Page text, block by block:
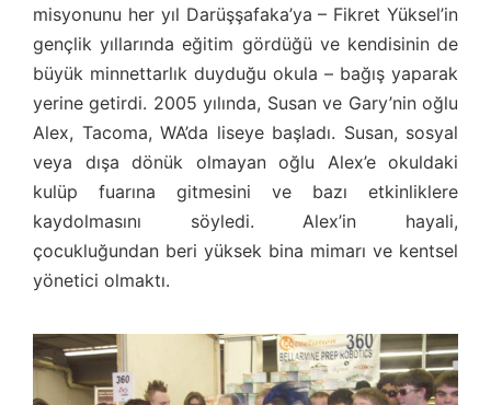
misyonunu her yıl Darüşşafaka’ya – Fikret Yüksel’in
gençlik yıllarında eğitim gördüğü ve kendisinin de
büyük minnettarlık duyduğu okula – bağış yaparak
yerine getirdi. 2005 yılında, Susan ve Gary’nin oğlu
Alex, Tacoma, WA’da liseye başladı. Susan, sosyal
veya dışa dönük olmayan oğlu Alex’e okuldaki
kulüp fuarına gitmesini ve bazı etkinliklere
kaydolmasını söyledi. Alex’in hayali,
çocukluğundan beri yüksek bina mimarı ve kentsel
yönetici olmaktı.